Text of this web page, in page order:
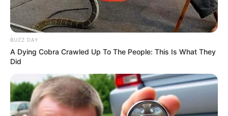
She Chose To Remove The Tattoos On Her Face.
Look At Her Now
Buzz Day